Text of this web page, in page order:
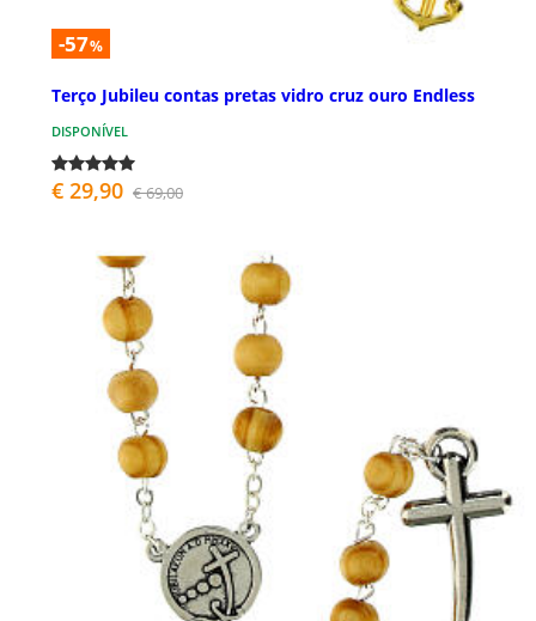
-57%
Terço Jubileu contas pretas vidro cruz ouro Endless
DISPONÍVEL
€ 29,90 € 69,00